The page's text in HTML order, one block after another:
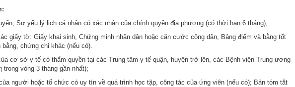
Sơ yếu lý lịch cá nhân có xác nhận của chính quyền địa phương (có thời hạn 6 tháng);
giấy tờ: Giấy khai sinh, Chứng minh nhân dân hoặc căn cước công dân, Bảng điểm và bằng tốt
chứng chỉ khác (nếu có).
cơ sở y tế có thẩm quyền tại các Trung tâm y tế quận, huyện trở lên, các Bệnh viện Trung ương
vòng 3 tháng gần nhất);
hoặc tổ chức có uy tín về quá trình học tập, công tác của ứng viên (nếu có); Bản tóm tắt